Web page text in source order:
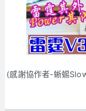
(感謝協作者-蜥蜴